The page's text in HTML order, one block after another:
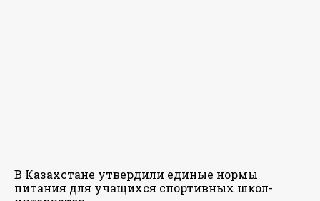
В Казахстане утвердили единые нормы
питания для учащихся спортивных школ-